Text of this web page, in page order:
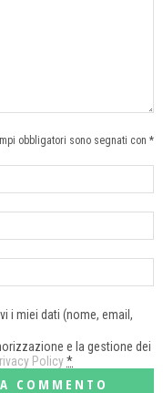
obbligatori sono segnati con *
i miei dati (nome, email,
e la gestione dei
Policy*